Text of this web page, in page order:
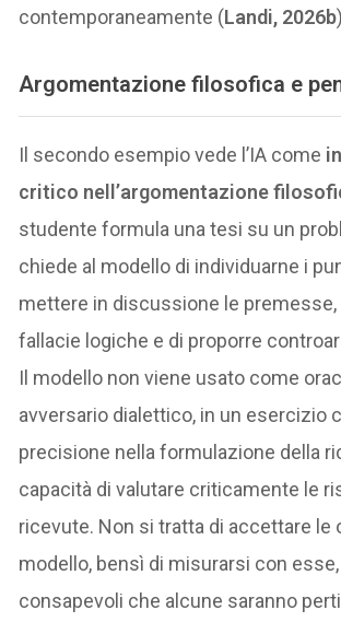
contemporaneamente (Landi, 2026b
Argomentazione filosofica e
Il secondo esempio vede l’IA come
critico nell’argomentazione
studente formula una tesi su un
chiede al modello di individuarne i
mettere in discussione le premesse,
fallacie logiche e di proporre
Il modello non viene usato come
avversario dialettico, in un esercizio
precisione nella formulazione della
capacità di valutare criticamente le
ricevute. Non si tratta di accettare le
modello, bensì di misurarsi con
consapevoli che alcune saranno